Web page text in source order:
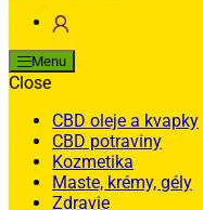
Menu
Close
CBD oleje a kvapky
CBD potraviny
Kozmetika
Maste, krémy, gély
Zdravie